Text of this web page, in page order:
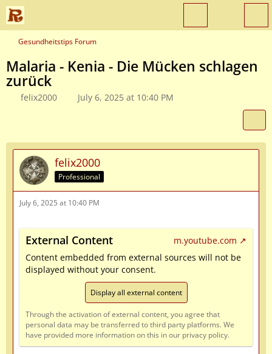
Gesundheitstips Forum
Malaria - Kenia - Die Mücken schlagen
zurück
felix2000 July 6, 2025 at 10:40 PM
felix2000
Professional
July 6, 2025 at 10:40 PM
External Content
m.youtube.com
Content embedded from external sources will not be
displayed without your consent.
Display all external content
Through the activation of external content, you agree that
personal data may be transferred to third party platforms. We
have provided more information on this in our privacy policy.